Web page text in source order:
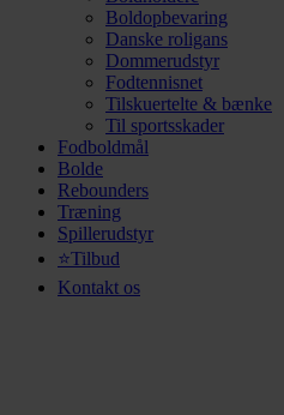
Boldopbevaring
Danske roligans
Dommerudstyr
Fodtennisnet
Tilskuertelte & bænke
Til sportsskader
Fodboldmål
Bolde
Rebounders
Træning
Spillerudstyr
⭐Tilbud
Kontakt os